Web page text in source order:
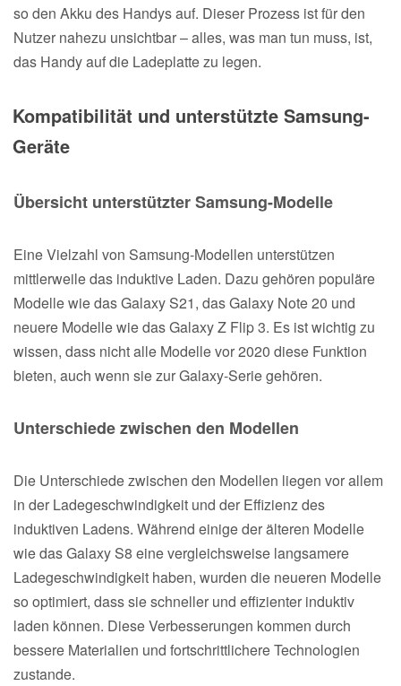
so den Akku des Handys auf. Dieser Prozess ist für den
Nutzer nahezu unsichtbar – alles, was man tun muss, ist,
das Handy auf die Ladeplatte zu legen.
Kompatibilität und unterstützte Samsung-
Geräte
Übersicht unterstützter Samsung-Modelle
Eine Vielzahl von Samsung-Modellen unterstützen
mittlerweile das induktive Laden. Dazu gehören populäre
Modelle wie das Galaxy S21, das Galaxy Note 20 und
neuere Modelle wie das Galaxy Z Flip 3. Es ist wichtig zu
wissen, dass nicht alle Modelle vor 2020 diese Funktion
bieten, auch wenn sie zur Galaxy-Serie gehören.
Unterschiede zwischen den Modellen
Die Unterschiede zwischen den Modellen liegen vor allem
in der Ladegeschwindigkeit und der Effizienz des
induktiven Ladens. Während einige der älteren Modelle
wie das Galaxy S8 eine vergleichsweise langsamere
Ladegeschwindigkeit haben, wurden die neueren Modelle
so optimiert, dass sie schneller und effizienter induktiv
laden können. Diese Verbesserungen kommen durch
bessere Materialien und fortschrittlichere Technologien
zustande.